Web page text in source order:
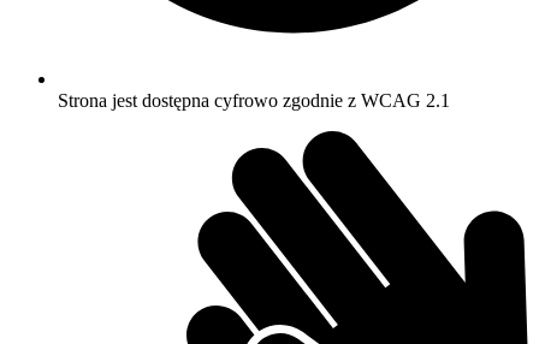
Strona jest dostępna cyfrowo zgodnie z WCAG 2.1